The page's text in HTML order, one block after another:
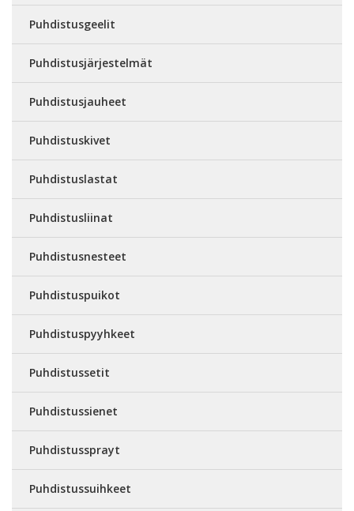
Puhdistusgeelit
Puhdistusjärjestelmät
Puhdistusjauheet
Puhdistuskivet
Puhdistuslastat
Puhdistusliinat
Puhdistusnesteet
Puhdistuspuikot
Puhdistuspyyhkeet
Puhdistussetit
Puhdistussienet
Puhdistussprayt
Puhdistussuihkeet